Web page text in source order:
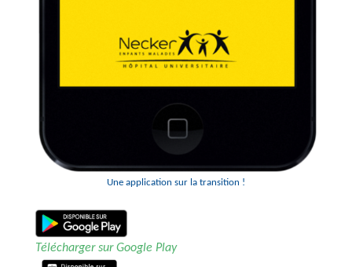
Une application sur la transition !
Télécharger sur Google Play